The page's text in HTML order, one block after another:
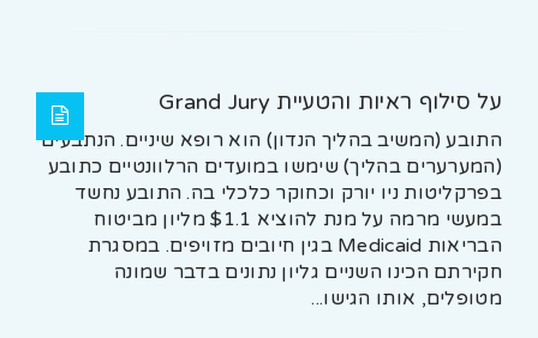
על סילוף ראיות והטעיית Grand Jury
התובע (המשיב בהליך הנדון) הוא רופא שיניים. הנתבעים
(המערערים בהליך) שימשו במועדים הרלוונטיים כתובע
בפרקליטות ניו יורק וכחוקר כלכלי בה. התובע נחשד
במעשי מרמה על מנת להוציא $1.1 מליון מביטוח
הבריאות Medicaid בגין חיובים מזויפים. במסגרת
חקירתם הכינו השניים גליון נתונים בדבר שמונה
מטופלים, אותו הגישו...